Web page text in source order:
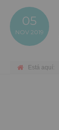
05
NOV 2019
Está aquí: